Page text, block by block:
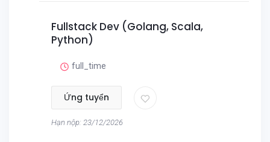
Fullstack Dev (Golang, Scala,
Python)
full_time
Ứng tuyển
Hạn nộp: 23/12/2026